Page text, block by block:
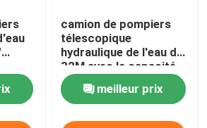
camion de pompiers
télescopique
hydraulique de l'eau de
32M avec la capacité
de mousse de l'eau
2000L de 5000L
meilleur prix